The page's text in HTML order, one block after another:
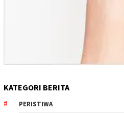
KATEGORI BERITA
PERISTIWA